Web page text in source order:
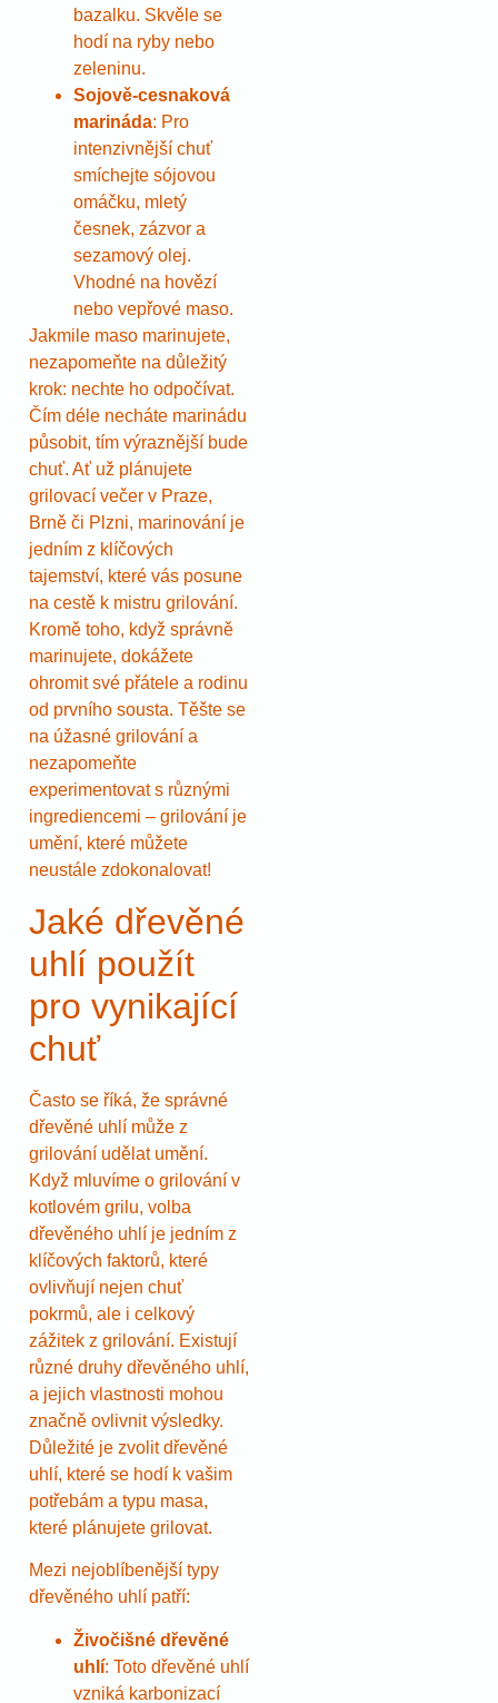
bazalku. Skvěle se
hodí na ryby nebo
zeleninu.
Sojově-cesnaková
marináda: Pro
intenzivnější chuť
smíchejte sójovou
omáčku, mletý
česnek, zázvor a
sezamový olej.
Vhodné na hovězí
nebo vepřové maso.
Jakmile maso marinujete,
nezapomeňte na důležitý
krok: nechte ho odpočívat.
Čím déle necháte marinádu
působit, tím výraznější bude
chuť. Ať už plánujete
grilovací večer v Praze,
Brně či Plzni, marinování je
jedním z klíčových
tajemství, které vás posune
na cestě k mistru grilování.
Kromě toho, když správně
marinujete, dokážete
ohromit své přátele a rodinu
od prvního sousta. Těšte se
na úžasné grilování a
nezapomeňte
experimentovat s různými
ingrediencemi – grilování je
umění, které můžete
neustále zdokonalovat!
Jaké dřevěné
uhlí použít
pro vynikající
chuť
Často se říká, že správné
dřevěné uhlí může z
grilování udělat umění.
Když mluvíme o grilování v
kotlovém grilu, volba
dřevěného uhlí je jedním z
klíčových faktorů, které
ovlivňují nejen chuť
pokrmů, ale i celkový
zážitek z grilování. Existují
různé druhy dřevěného uhlí,
a jejich vlastnosti mohou
značně ovlivnit výsledky.
Důležité je zvolit dřevěné
uhlí, které se hodí k vašim
potřebám a typu masa,
které plánujete grilovat.
Mezi nejoblíbenější typy
dřevěného uhlí patří:
Živočišné dřevěné
uhlí: Toto dřevěné uhlí
vzniká karbonizací